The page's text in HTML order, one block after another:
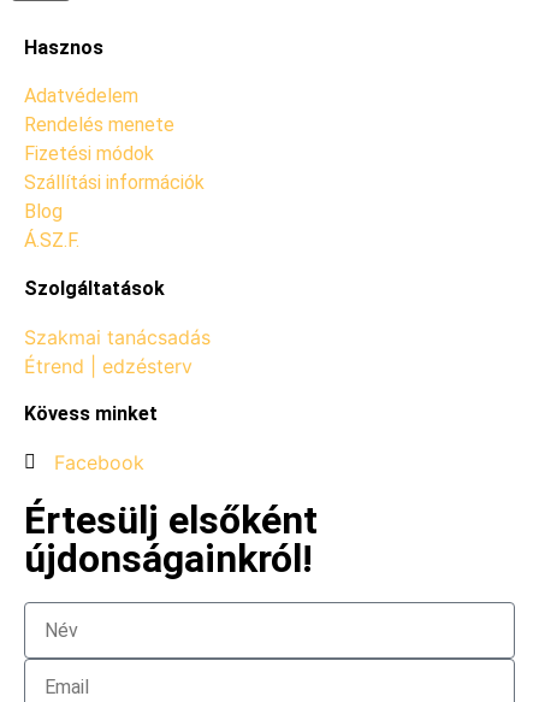
Hasznos
Adatvédelem
Rendelés menete
Fizetési módok
Szállítási információk
Blog
Á.SZ.F.
Szolgáltatások
Szakmai tanácsadás
Étrend | edzésterv
Kövess minket
Facebook
Értesülj elsőként
újdonságainkról!